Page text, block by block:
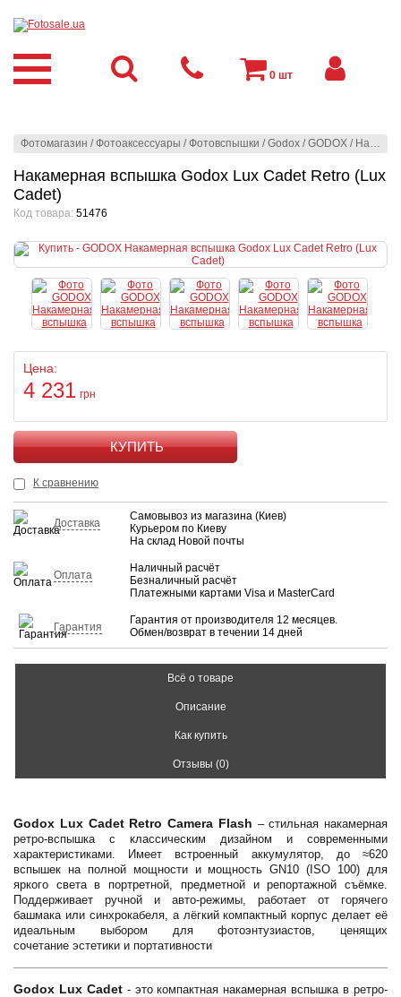
Фотомагазин /Фотоаксессуары /Фотовспышки /Godox /GODOX / Накамерная вспышка Godox Lux Cadet Retro (Lux Cadet)
Накамерная вспышка Godox Lux Cadet Retro (Lux
Cadet)
Код товара: 51476
Цена:
4 231 грн
КУПИТЬ
К сравнению
Доставка
Самовывоз из магазина (Киев)
Курьером по Киеву
На склад Новой почты
Оплата
Наличный расчёт
Безналичный расчёт
Платежными картами Visa и MasterCard
Гарантия
Гарантия от производителя 12 месяцев.
Обмен/возврат в течении 14 дней
Всё о товаре
Описание
Как купить
Отзывы (0)
Godox Lux Cadet Retro Camera Flash – стильная накамерная
ретро-вспышка с классическим дизайном и современными
характеристиками. Имеет встроенный аккумулятор, до ≈620
вспышек на полной мощности и мощность GN10 (ISO 100) для
яркого света в портретной, предметной и репортажной съёмке.
Поддерживает ручной и авто-режимы, работает от горячего
башмака или синхрокабеля, а лёгкий компактный корпус делает её
идеальным выбором для фотоэнтузиастов, ценящих
сочетание эстетики и портативности
Godox Lux Cadet- это компактная накамерная вспышка в ретро-
0 шт